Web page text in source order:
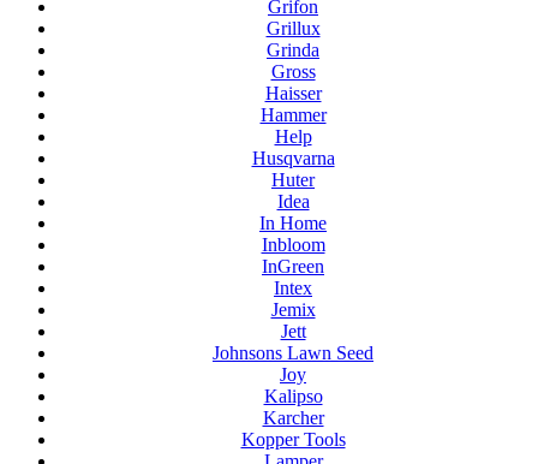
Grifon
Grillux
Grinda
Gross
Haisser
Hammer
Help
Husqvarna
Huter
Idea
In Home
Inbloom
InGreen
Intex
Jemix
Jett
Johnsons Lawn Seed
Joy
Kalipso
Karcher
Kopper Tools